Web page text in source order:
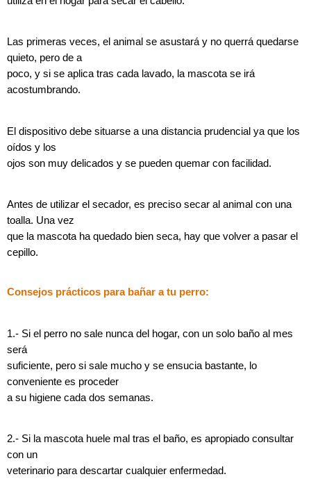
Las primeras veces, el animal se asustará y no querrá quedarse
quieto, pero de a
poco, y si se aplica tras cada lavado, la mascota se irá
acostumbrando.
El dispositivo debe situarse a una distancia prudencial ya que los
oídos y los
ojos son muy delicados y se pueden quemar con facilidad.
Antes de utilizar el secador, es preciso secar al animal con una
toalla. Una vez
que la mascota ha quedado bien seca, hay que volver a pasar el
cepillo.
Consejos prácticos para bañar a tu perro:
1.- Si el perro no sale nunca del hogar, con un solo baño al mes
será
suficiente, pero si sale mucho y se ensucia bastante, lo
conveniente es proceder
a su higiene cada dos semanas.
2.- Si la mascota huele mal tras el baño, es apropiado consultar
con un
veterinario para descartar cualquier enfermedad.